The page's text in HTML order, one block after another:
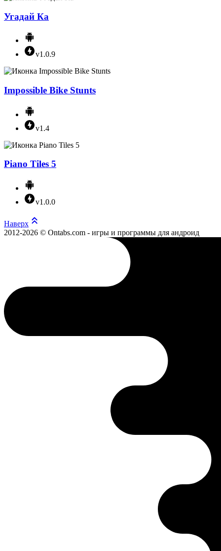
Угадай Ка
v1.0.9
Impossible Bike Stunts
v1.4
Piano Tiles 5
v1.0.0
Наверх
2012-2026 © Ontabs.com - игры и программы для андроид